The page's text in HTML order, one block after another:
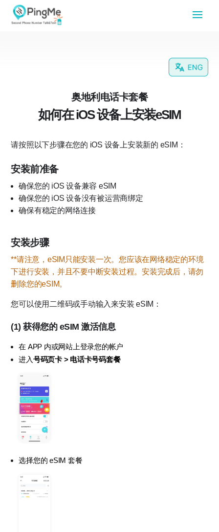
奥地利电话卡套餐
如何在 iOS 设备上安装eSIM
请按照以下步骤在您的 iOS 设备上安装新的 eSIM：
安装前准备
确保您的 iOS 设备兼容 eSIM
确保您的 iOS 设备没有被运营商绑定
确保有稳定的网络连接
安装步骤
**请注意，eSIM只能安装一次。您应该在网络稳定的环境
下进行安装，并且不要中断安装过程。安装完成后，请勿
删除您的eSIM。
您可以使用二维码或手动输入来安装 eSIM：
(1) 获得您的 eSIM 激活信息
在 APP 内或网站上登录您的帐户
进入号码页卡 > 电话卡号码套餐
选择您的 eSIM 套餐